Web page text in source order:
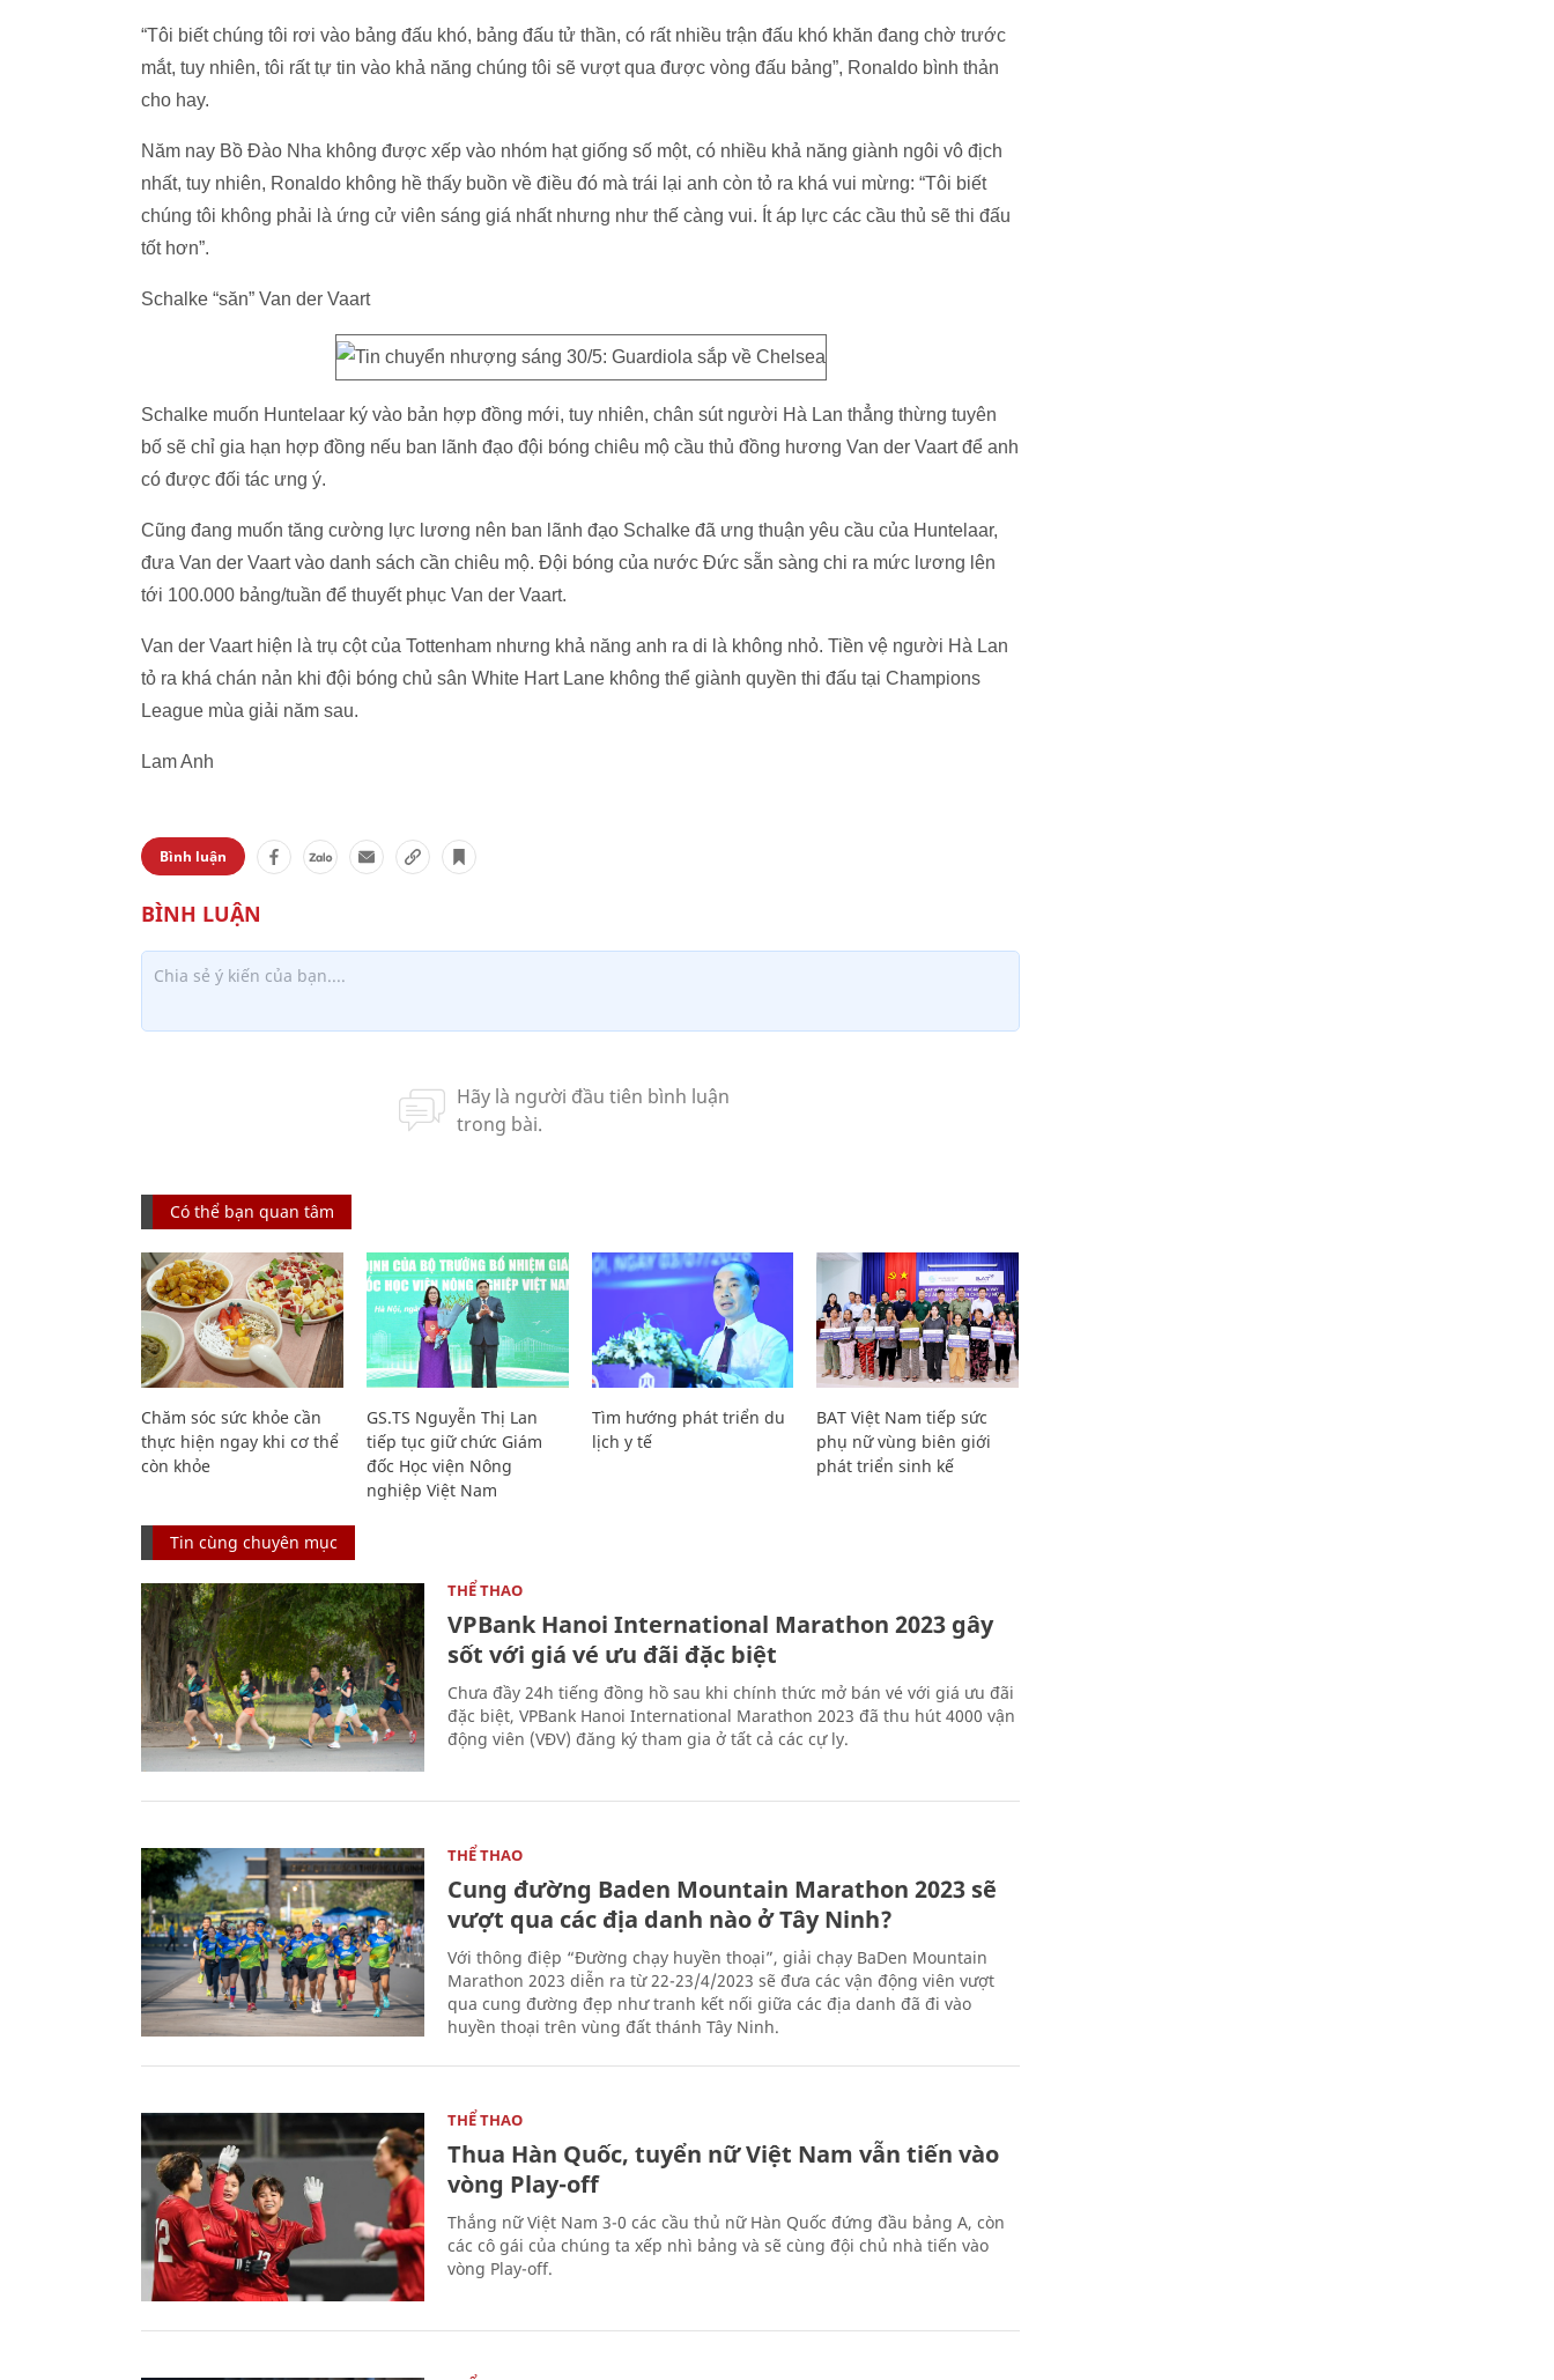
“Tôi biết chúng tôi rơi vào bảng đấu khó, bảng đấu tử thần, có rất nhiều trận đấu khó khăn đang chờ trước
mắt, tuy nhiên, tôi rất tự tin vào khả năng chúng tôi sẽ vượt qua được vòng đấu bảng”, Ronaldo bình thản
cho hay.
Năm nay Bồ Đào Nha không được xếp vào nhóm hạt giống số một, có nhiều khả năng giành ngôi vô địch
nhất, tuy nhiên, Ronaldo không hề thấy buồn về điều đó mà trái lại anh còn tỏ ra khá vui mừng: “Tôi biết
chúng tôi không phải là ứng cử viên sáng giá nhất nhưng như thế càng vui. Ít áp lực các cầu thủ sẽ thi đấu
tốt hơn”.
Schalke “săn” Van der Vaart
Schalke muốn Huntelaar ký vào bản hợp đồng mới, tuy nhiên, chân sút người Hà Lan thẳng thừng tuyên
bố sẽ chỉ gia hạn hợp đồng nếu ban lãnh đạo đội bóng chiêu mộ cầu thủ đồng hương Van der Vaart để anh
có được đối tác ưng ý.
Cũng đang muốn tăng cường lực lương nên ban lãnh đạo Schalke đã ưng thuận yêu cầu của Huntelaar,
đưa Van der Vaart vào danh sách cần chiêu mộ. Đội bóng của nước Đức sẵn sàng chi ra mức lương lên
tới 100.000 bảng/tuần để thuyết phục Van der Vaart.
Van der Vaart hiện là trụ cột của Tottenham nhưng khả năng anh ra di là không nhỏ. Tiền vệ người Hà Lan
tỏ ra khá chán nản khi đội bóng chủ sân White Hart Lane không thể giành quyền thi đấu tại Champions
League mùa giải năm sau.
Lam Anh
Bình luận
Có thể bạn quan tâm
Chăm sóc sức khỏe cần
thực hiện ngay khi cơ thể
còn khỏe
GS.TS Nguyễn Thị Lan
tiếp tục giữ chức Giám
đốc Học viện Nông
nghiệp Việt Nam
Tìm hướng phát triển du
lịch y tế
BAT Việt Nam tiếp sức
phụ nữ vùng biên giới
phát triển sinh kế
Tin cùng chuyên mục
THỂ THAO
VPBank Hanoi International Marathon 2023 gây
sốt với giá vé ưu đãi đặc biệt
Chưa đầy 24h tiếng đồng hồ sau khi chính thức mở bán vé với giá ưu đãi
đặc biệt, VPBank Hanoi International Marathon 2023 đã thu hút 4000 vận
động viên (VĐV) đăng ký tham gia ở tất cả các cự ly.
THỂ THAO
Cung đường Baden Mountain Marathon 2023 sẽ
vượt qua các địa danh nào ở Tây Ninh?
Với thông điệp “Đường chạy huyền thoại”, giải chạy BaDen Mountain
Marathon 2023 diễn ra từ 22-23/4/2023 sẽ đưa các vận động viên vượt
qua cung đường đẹp như tranh kết nối giữa các địa danh đã đi vào
huyền thoại trên vùng đất thánh Tây Ninh.
THỂ THAO
Thua Hàn Quốc, tuyển nữ Việt Nam vẫn tiến vào
vòng Play-off
Thắng nữ Việt Nam 3-0 các cầu thủ nữ Hàn Quốc đứng đầu bảng A, còn
các cô gái của chúng ta xếp nhì bảng và sẽ cùng đội chủ nhà tiến vào
vòng Play-off.